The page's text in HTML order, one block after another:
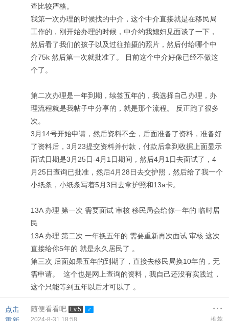
查比较严格。
我第一次办理的时候找的中介，这个中介直接就是在移民局
工作的，刚开始办理的时候，中介约我媳妇见面谈了一下，
然后看了我们的孩子以及过往拍摄的照片，然后付给哪个中
介75k 然后第一次就批准了。 目前这个中介好像已经不做这
个了。
第二次办理是一年到期，续签五年的，我选择自己办理，办
理流程就是我帖子中分享的，就是那个流程。 反正跑了很多
次。
3月14号开始申请，然后资料不全，后面准备了资料，准备好
了资料后，3月23提交资料并付款，付款后拿到收据上面显示
面试日期是3月25日-4月1日期间，然后4月1日去面试了，4
月25日查询已批准，然后4月28日去交护照，然后给了我一个
小纸条，小纸条写着5月3日去拿护照和13a卡。
13A 办理 第一次 需要面试 审核 移民局会给你一年的 临时居
民
13A 办理 第二次 一年换五年的 需要重新再次面试 审核 这次
直接给你5年的 就是永久居民了 。
第三次 后面如果五年的到期了，直接去移民局换10年的，无
需申请。 这个也是网上查询的资料，我自己还没有实践过，
这个只能等到五年以后才可以了 。
点击
随便看看吧 Lv.5 ...
2024-8-31 18:58 推荐